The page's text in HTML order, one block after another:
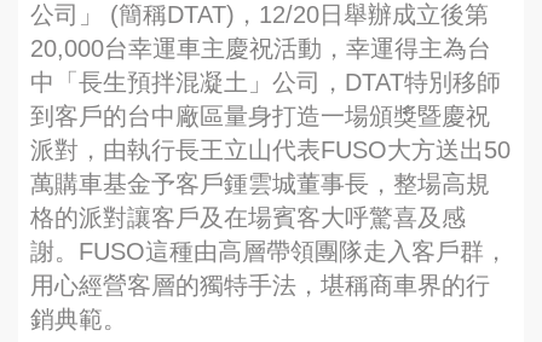
公司」 (簡稱DTAT)，12/20日舉辦成立後第
20,000台幸運車主慶祝活動，幸運得主為台
中「長生預拌混凝土」公司，DTAT特別移師
到客戶的台中廠區量身打造一場頒獎暨慶祝
派對，由執行長王立山代表FUSO大方送出50
萬購車基金予客戶鍾雲城董事長，整場高規
格的派對讓客戶及在場賓客大呼驚喜及感
謝。FUSO這種由高層帶領團隊走入客戶群，
用心經營客層的獨特手法，堪稱商車界的行
銷典範。